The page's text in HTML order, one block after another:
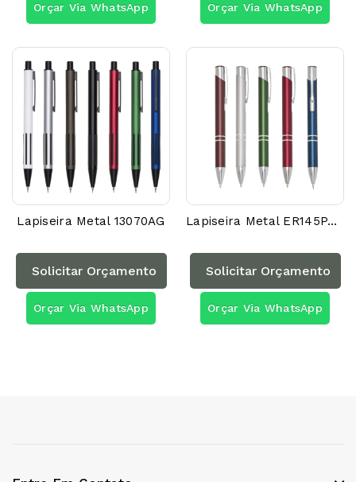
Orçar Via WhatsApp Orçar Via WhatsApp
Lapiseira Metal 13070AG
Solicitar Orçamento
Orçar Via WhatsApp
Lapiseira Metal ER145PAG
Solicitar Orçamento
Orçar Via WhatsApp